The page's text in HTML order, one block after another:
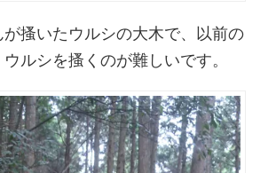
搔いたウルシの大木で、以前の
ルシを搔くのが難しいです。